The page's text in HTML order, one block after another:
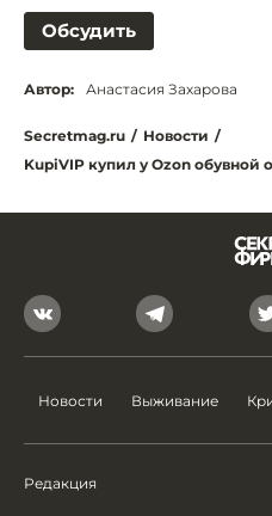
Обсудить
Автор: Анастасия Захарова
Secretmag.ru / Новости /
KupiVIP купил у Ozon обувной
Новости Выживание
Редакция